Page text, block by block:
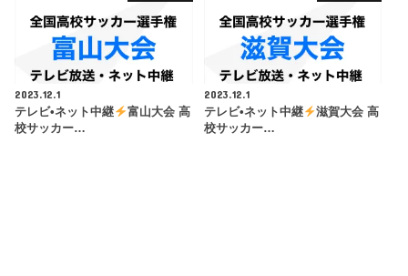
2023.12.1
テレビ•ネット中継
富山大会 高
校サッカー…
2023.12.1
テレビ•ネット中継
滋賀大会 高
校サッカー…